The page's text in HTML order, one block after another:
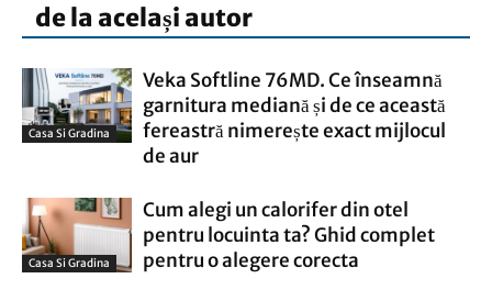
de la același autor
Casa Si Gradina
Veka Softline 76MD. Ce înseamnă
garnitura mediană și de ce această
fereastră nimerește exact mijlocul
de aur
Casa Si Gradina
Cum alegi un calorifer din otel
pentru locuinta ta? Ghid complet
pentru o alegere corecta